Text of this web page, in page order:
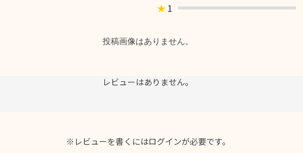
★ 1
投稿画像はありません。
レビューはありません。
※レビューを書くにはログインが必要です。